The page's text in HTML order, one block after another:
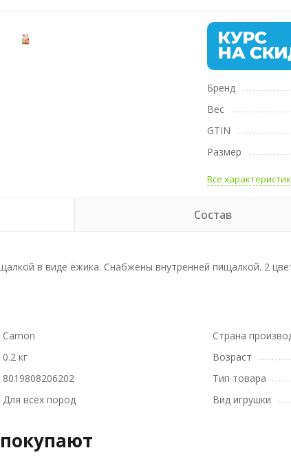
Бренд
Вес
GTIN
Размер
Все
Состав
в виде ёжика. Снабжены внутренней пищалкой. 2
Camon
0.2 кг
8019808206202
Для всех пород
Страна
Возраст
Тип товара
Вид игрушки